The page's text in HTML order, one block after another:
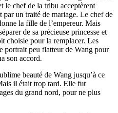
le chef de la tribu acceptèrent
un traité de mariage. Le chef de
la fille de l’empereur. Mais
de sa précieuse princesse et
choisie pour la remplacer. Les
portrait peu flatteur de Wang pour
son accord.
beauté de Wang jusqu’à ce
il était trop tard. Elle fut
du grand nord, pour ne plus